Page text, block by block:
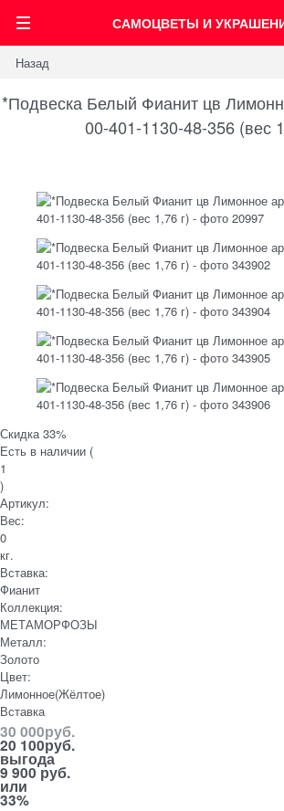
САМОЦВЕТЫ И
Назад
*Подвеска Белый Фианит цв
00-401-1130-48-356 (вес
Скидка 33%
Есть в наличии (
1
)
Артикул:
Вес:
0
кг.
Вставка:
Фианит
Коллекция:
МЕТАМОРФОЗЫ
Металл:
Золото
Цвет:
Лимонное(Жёлтое)
Вставка
30 000руб.
20 100руб.
выгода
9 900 руб.
или
33%